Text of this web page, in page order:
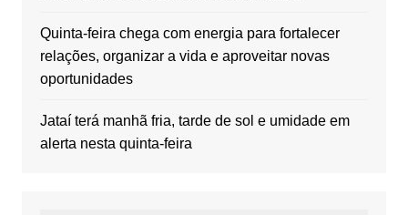
Quinta-feira chega com energia para fortalecer
relações, organizar a vida e aproveitar novas
oportunidades
Jataí terá manhã fria, tarde de sol e umidade em
alerta nesta quinta-feira